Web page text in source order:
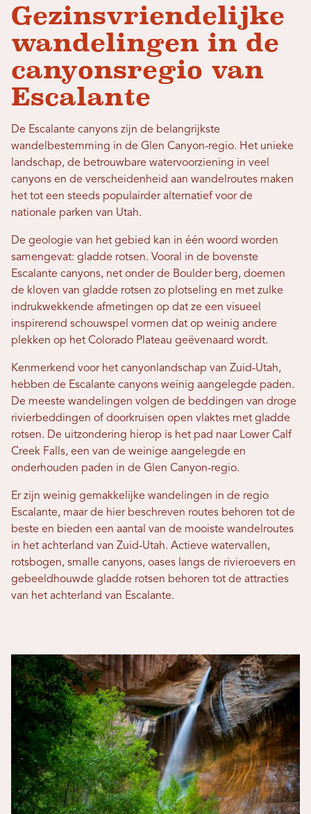
Gezinsvriendelijke
wandelingen in de
canyonsregio van
Escalante
De Escalante canyons zijn de belangrijkste
wandelbestemming in de Glen Canyon-regio. Het unieke
landschap, de betrouwbare watervoorziening in veel
canyons en de verscheidenheid aan wandelroutes maken
het tot een steeds populairder alternatief voor de
nationale parken van Utah.
De geologie van het gebied kan in één woord worden
samengevat: gladde rotsen. Vooral in de bovenste
Escalante canyons, net onder de Boulder berg, doemen
de kloven van gladde rotsen zo plotseling en met zulke
indrukwekkende afmetingen op dat ze een visueel
inspirerend schouwspel vormen dat op weinig andere
plekken op het Colorado Plateau geëvenaard wordt.
Kenmerkend voor het canyonlandschap van Zuid-Utah,
hebben de Escalante canyons weinig aangelegde paden.
De meeste wandelingen volgen de beddingen van droge
rivierbeddingen of doorkruisen open vlaktes met gladde
rotsen. De uitzondering hierop is het pad naar Lower Calf
Creek Falls, een van de weinige aangelegde en
onderhouden paden in de Glen Canyon-regio.
Er zijn weinig gemakkelijke wandelingen in de regio
Escalante, maar de hier beschreven routes behoren tot de
beste en bieden een aantal van de mooiste wandelroutes
in het achterland van Zuid-Utah. Actieve watervallen,
rotsbogen, smalle canyons, oases langs de rivieroevers en
gebeeldhouwde gladde rotsen behoren tot de attracties
van het achterland van Escalante.